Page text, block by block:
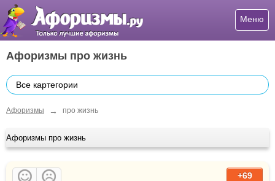
Меню
Афоризмы про жизнь
Все картегории
Афоризмы → про жизнь
Афоризмы про жизнь
+69